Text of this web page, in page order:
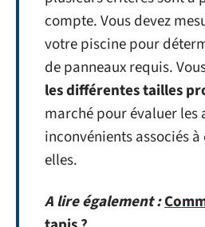
compte. Vous devez
votre piscine pour
de panneaux requis.
les différentes tailles
marché pour évaluer les
inconvénients associés à
elles.
A lire également :